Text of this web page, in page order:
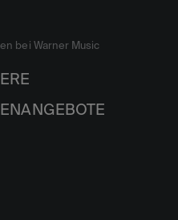
bei Warner Music